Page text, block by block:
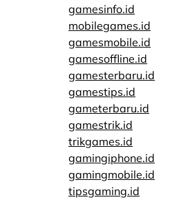
gamesinfo.id
mobilegames.id
gamesmobile.id
gamesoffline.id
gamesterbaru.id
gamestips.id
gameterbaru.id
gamestrik.id
trikgames.id
gamingiphone.id
gamingmobile.id
tipsgaming.id